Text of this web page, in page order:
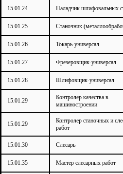
15.01.24 Наладчик шлифовальных
15.01.25 Станочник
15.01.26 Токарь-универсал
15.01.27 Фрезеровщик-универсал
15.01.28 Шлифовщик-универсал
15.01.29
Контролер качества в
машиностроении
15.01.29
Контролер станочных и
работ
15.01.30 Слесарь
15.01.35 Мастер слесарных работ